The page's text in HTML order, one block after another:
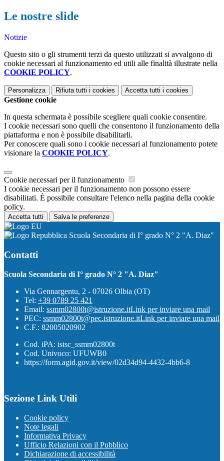
Le nostre slide
Notizie
Questo sito o gli strumenti terzi da questo utilizzati si avvalgono di
cookie necessari al funzionamento ed utili alle finalità illustrate nella
COOKIE POLICY.
Personalizza Rifiuta tutti i cookies Accetta tutti i cookies
Gestione cookie
In questa schermata è possibile scegliere quali cookie consentire.
I cookie necessari sono quelli che consentono il funzionamento della
piattaforma e non è possibile disabilitarli.
Per conoscere quali sono i cookie necessari al funzionamento potete
visionare la COOKIE POLICY.
Cookie necessari per il funzionamento
I cookie necessari per il funzionamento non possono essere
disabilitati. È possibile consultare l'elenco nella pagina della cookie
policy.
Accetta tutti Salva le preferenze
Scuola Secondaria di I° grado N° 2 "A. Diaz"
Contatti
Scuola Secondaria di I° grado N° 2 "A. Diaz"
Via Gennargentu, 2 - 07026 Olbia (OT)
Tel: +39 0789 25 421
Email: ssmm02800t@istruzione.itLink per inviare una mail
PEC: ssmm02800t@pec.istruzione.itLink per inviare una mail
C.F.: 82005020902
Cod. iPA: istsc_ssmm02800t
Cod. Univoco: UFUWB0
https://form.agid.gov.it/view/02d34d94-4432-4bb6-8
Sezione Link Utili
Cookie policy
Note legali
Informativa Privacy
Ufficio Relazioni con il Pubblico
Dichiarazione di accessibilità